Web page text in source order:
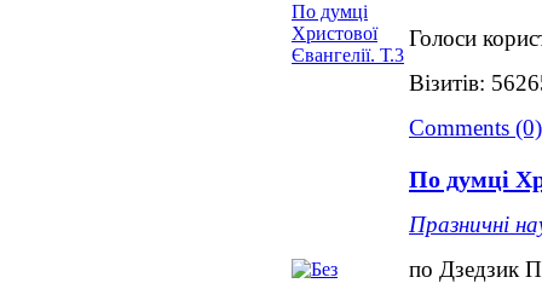
Голоси
Візитів:
Comments (0)
По думці
Празничні
по Дзедзик